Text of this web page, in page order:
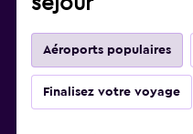
Aéroports populaires
Finalisez votre voyage